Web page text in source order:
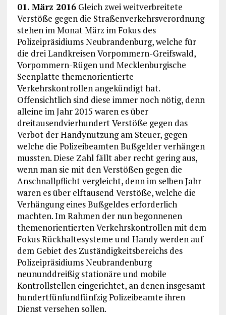
01. März 2016Gleich zwei weitverbreitete
Verstöße gegen die Straßenverkehrsverordnung
stehen im Monat März im Fokus des
Polizeipräsidiums Neubrandenburg, welche für
die drei Landkreisen Vorpommern-Greifswald,
Vorpommern-Rügen und Mecklenburgische
Seenplatte themenorientierte
Verkehrskontrollen angekündigt hat.
Offensichtlich sind diese immer noch nötig, denn
alleine im Jahr 2015 waren es über
dreitausendvierhundert Verstöße gegen das
Verbot der Handynutzung am Steuer, gegen
welche die Polizeibeamten Bußgelder verhängen
mussten. Diese Zahl fällt aber recht gering aus,
wenn man sie mit den Verstößen gegen die
Anschnallpflicht vergleicht, denn im selben Jahr
waren es über elftausend Verstöße, welche die
Verhängung eines Bußgeldes erforderlich
machten. Im Rahmen der nun begonnenen
themenorientierten Verkehrskontrollen mit dem
Fokus Rückhaltesysteme und Handy werden auf
dem Gebiet des Zuständigkeitsbereichs des
Polizeipräsidiums Neubrandenburg
neununddreißig stationäre und mobile
Kontrollstellen eingerichtet, an denen insgesamt
hundertfünfundfünfzig Polizeibeamte ihren
Dienst versehen sollen.